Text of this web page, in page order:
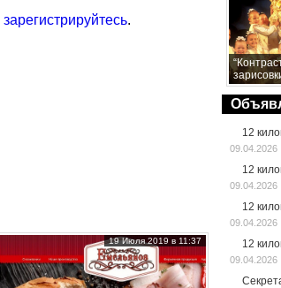
зарегистрируйтесь.
19 Июля 2019 в 11:37
12
09.04.2026
12
09.04.2026
12
09.04.2026
12
09.04.2026